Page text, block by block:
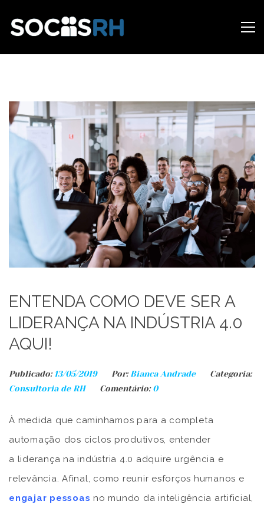
ENTENDA COMO DEVE SER A
LIDERANÇA NA INDÚSTRIA 4.0
AQUI!
Publicado: 13/05/2019 Por: Bianca Andrade
Categoria:
Consultoria de RH
Comentário:0
À medida que caminhamos para a completa
automação dos ciclos produtivos, entender
a liderança na indústria 4.0 adquire urgência e
relevância. Afinal, como reunir esforços humanos e
engajar pessoas no mundo da inteligência artificial,